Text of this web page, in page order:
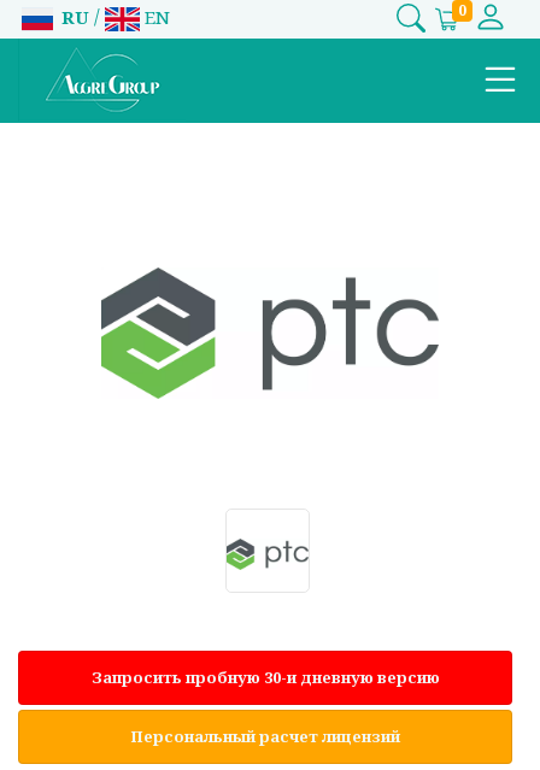
RU / EN 0
Запросить пробную 30-и дневную версию
Персональный расчет лицензий